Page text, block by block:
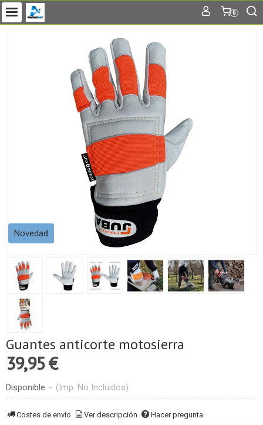
0
Novedad
Guantes anticorte motosierra
39,95 €
Disponible - (Imp. No Incluidos)
Costes de envío Ver descripción Hacer pregunta